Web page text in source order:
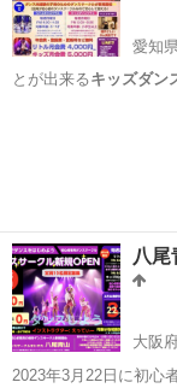
愛知
とが出来るキッズダン
八尾
大阪
2023年3月22日に初心者